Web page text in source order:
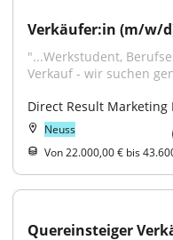
Verkäufer:in (m/w/
"...Werkstudent,
Verkauf - wir suchen
Direct Result Marketing
Neuss
Von 22.000,00 € bis
Quereinsteiger